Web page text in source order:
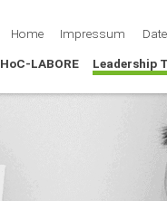
Home
Impressum
HoC-LABORE Leadership